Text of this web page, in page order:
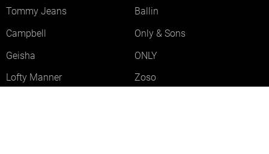
Tommy Jeans
Ballin
Campbell
Only & Sons
Geisha
ONLY
Lofty Manner
Zoso